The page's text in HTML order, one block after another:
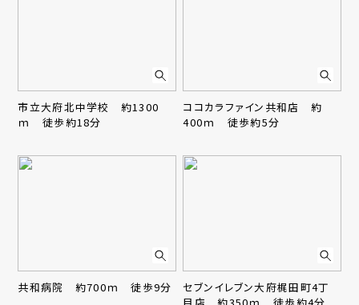
市立大府北中学校 約1300
ｍ 徒歩約18分
ココカラファイン共和店 約
400ｍ 徒歩約5分
共和病院 約700ｍ 徒歩9分
セブンイレブン大府梶田町4丁